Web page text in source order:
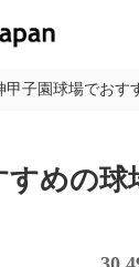
甲子園球場でおす
すめの球